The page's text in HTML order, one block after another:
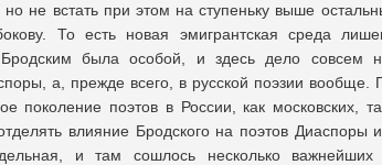
но не встать при этом на ступеньку выше
То есть новая эмигрантская среда
Бродским была особой, и здесь дело совсем
а, прежде всего, в русской поэзии
поколение поэтов в России, как московских,
влияние Бродского на поэтов Диаспоры
и там сошлось несколько важнейших